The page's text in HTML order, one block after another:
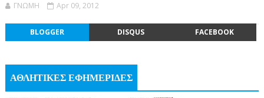
ΓΝΩΜΗ Apr 09, 2012
BLOGGER DISQUS FACEBOOK
ΑΘΛΗΤΙΚΕΣ ΕΦΗΜΕΡΙΔΕΣ